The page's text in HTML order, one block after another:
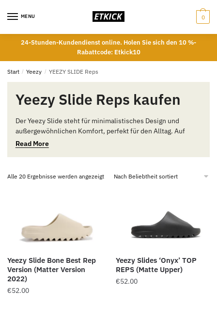
MENU 0
24-Stunden-Kundendienst online. Holen Sie sich den 10 %-
Rabattcode: Etkick10
Start / Yeezy / YEEZY SLIDE Reps
Yeezy Slide Reps kaufen
Der Yeezy Slide steht für minimalistisches Design und
außergewöhnlichen Komfort, perfekt für den Alltag. Auf
ETKICK finden Sie unsere Yeezy Slide Reps, die mit größter
beste Wahl für Fans von Komfort und stylischem Design.
Read More
Alle 20 Ergebnisse werden angezeigtNach
Yeezy Slide Bone Best Rep
Version (Matter Version
2022)
€52.00
Yeezy Slides ‘Onyx’ TOP
REPS (Matte Upper)
€52.00